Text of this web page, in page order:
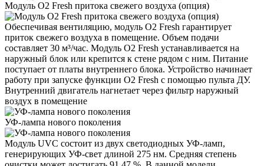
Модуль O2 Fresh притока свежего воздуха (опция)
Обеспечивая вентиляцию, модуль O2 Fresh гарантирует
приток свежего воздуха в помещение. Объем подачи
составляет 30 м³/час. Модуль O2 Fresh устанавливается на
наружный блок или крепится к стене рядом с ним. Питание
поступает от платы внутреннего блока. Устройство начинает
работу при запуске функции O2 Fresh с помощью пульта ДУ.
Внутренний двигатель нагнетает через фильтр наружный
воздух в помещение
УФ-лампа нового поколения
Модуль UVC состоит из двух светодиодных УФ-ламп,
генерирующих УФ-свет длиной 275 нм. Средняя степень